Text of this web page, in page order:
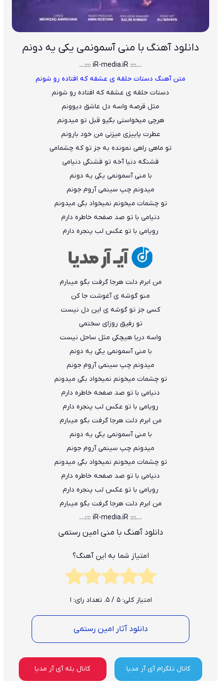
دانلود آهنگ با منی آسمونمی یکی یه دونم
…:::: iR-media.iR ::::…
متن آهنگ دستات حلقه ی عشقه که افتاده رو شونم
دستات حلقه ی عشقه که افتاده رو شونم
مثل قرصه واسه دل عاشق دیوونم
هرچی میخواستی بگیو قبل تو میدونم
عطرت پاییزی میزنی من خود بارونم
تو ماهی راهی نمونده به جز تو که چشمامی
قشنگه دنیا آخه تو قشنگی دنیامی
با منی آسمونمی یکی یه دونم
میدونم چپ سینمی آروم جونم
تو چشمات میخونم نمیخواد بگی میدونم
دنیامی با تو صد صفحه خاطره دارم
رویامی با تو عکس لب پنجره دارم
من ابرم دلت هرجا گرفت بگو میبارم
منو گوشه ی آغوشت جا کن
کسی جز تو گوشه ی این دل نیست
تو رفیق روزای سختمی
واسه دریا هیچکی مثل ساحل نیست
با منی آسمونمی یکی یه دونم
میدونم چپ سینمی آروم جونم
تو چشمات میخونم نمیخواد بگی میدونم
دنیامی با تو صد صفحه خاطره دارم
رویامی با تو عکس لب پنجره دارم
من ابرم دلت هرجا گرفت بگو میبارم
با منی آسمونمی یکی یه دونم
میدونم چپ سینمی آروم جونم
تو چشمات میخونم نمیخواد بگی میدونم
دنیامی با تو صد صفحه خاطره دارم
رویامی با تو عکس لب پنجره دارم
من ابرم دلت هرجا گرفت بگو میبارم
…:::: iR-media.iR ::::…
دانلود آهنگ با منی امین رستمی
امتیاز شما به این آهنگ؟
امتیاز کلی:5 / 5. تعداد رای: 1
دانلود آثار امین رستمی
کانال تلگرام آی آر مدیا کانال بله آی آر مدیا